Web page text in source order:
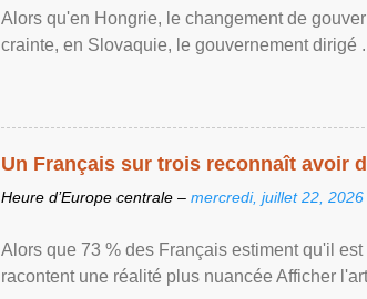
Alors qu'en Hongrie, le changement de
crainte, en Slovaquie, le gouvernement dirigé
Un Français sur trois reconnaît avoir
Heure d’Europe centrale – mercredi, juillet 22, 2026
Alors que 73 % des Français estiment qu'il
racontent une réalité plus nuancée Afficher